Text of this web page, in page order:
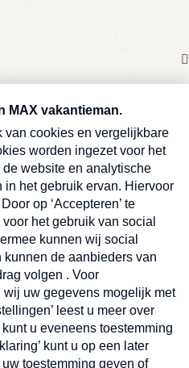
naar meer
en tips?
Inschrijven